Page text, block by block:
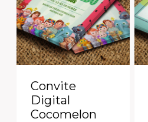
Convite
Digital
Cocomelon